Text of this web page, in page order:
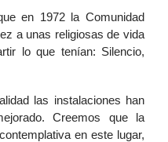
en 1972 la Comunidad
a unas religiosas de vida
lo que tenían: Silencio,
las instalaciones han
Creemos que la
en este lugar,